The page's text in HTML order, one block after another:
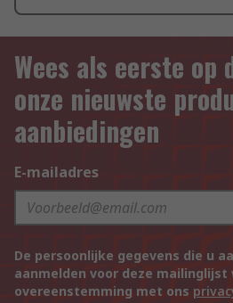
Wees als eerste op
onze nieuwste
aanbiedingen
E-mailadres
De persoonlijke gegevens die u
aanmelden voor deze
overeenstemming met ons